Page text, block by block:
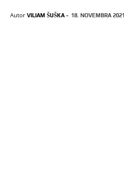
Autor VILIAM ŠUŠKA - 18. NOVEMBRA 2021